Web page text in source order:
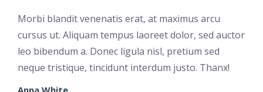
Anna White
Morbi blandit venenatis erat, at maximus arcu
cursus ut. Aliquam tempus laoreet dolor, sed auctor
leo bibendum a. Donec ligula nisl, pretium sed
neque tristique, tincidunt interdum justo. Thanx!